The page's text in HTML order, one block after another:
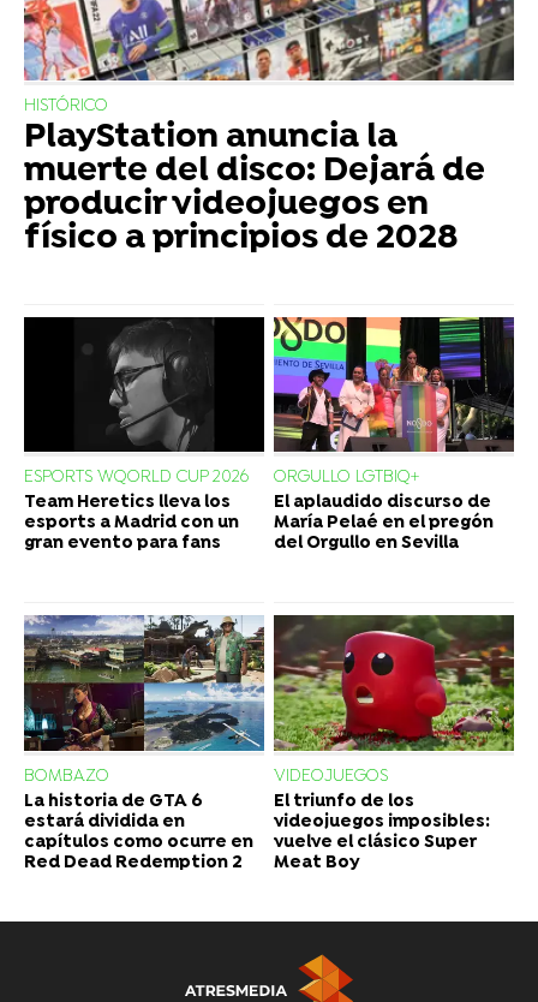
HISTÓRICO
PlayStation anuncia la
muerte del disco: Dejará de
producir videojuegos en
físico a principios de 2028
ESPORTS WQORLD CUP 2026
Team Heretics lleva los
esports a Madrid con un
gran evento para fans
ORGULLO LGTBIQ+
El aplaudido discurso de
María Pelaé en el pregón
del Orgullo en Sevilla
BOMBAZO
La historia de GTA 6
estará dividida en
capítulos como ocurre en
Red Dead Redemption 2
VIDEOJUEGOS
El triunfo de los
videojuegos imposibles:
vuelve el clásico Super
Meat Boy